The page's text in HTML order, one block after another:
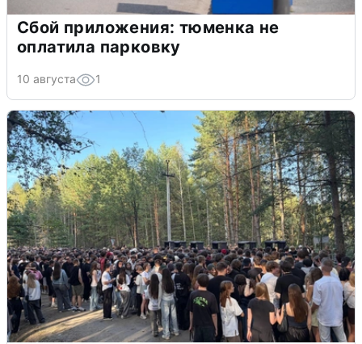
Сбой приложения: тюменка не
оплатила парковку
10 августа 1